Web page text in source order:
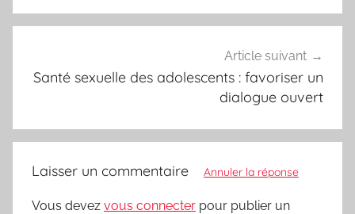
Article suivant
Santé sexuelle des adolescents : favoriser un
dialogue ouvert
Laisser un commentaire Annuler la réponse
Vous devez vous connecter pour publier un